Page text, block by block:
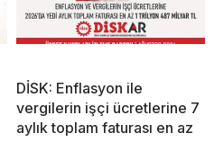
DİSK: Enflasyon ile
vergilerin işçi ücretlerine 7
aylık toplam faturası en az